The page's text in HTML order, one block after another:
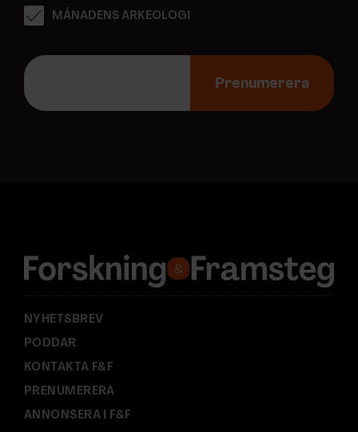
MÅNADENS ARKEOLOGI
E
p
s
:
Prenumerera
NYHETSBREV
PODDAR
KONTAKTA F&F
PRENUMERERA
ANNONSERA I F&F